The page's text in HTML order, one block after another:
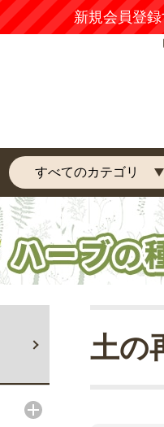
新規会員登
土の